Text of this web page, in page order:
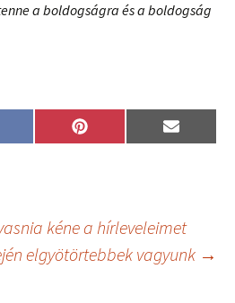
a boldogságra és a boldogság
Share
on
P
i
s
t
Share
on
E
m
kéne a hírleveleimet
elgyötörtebbek vagyunk →